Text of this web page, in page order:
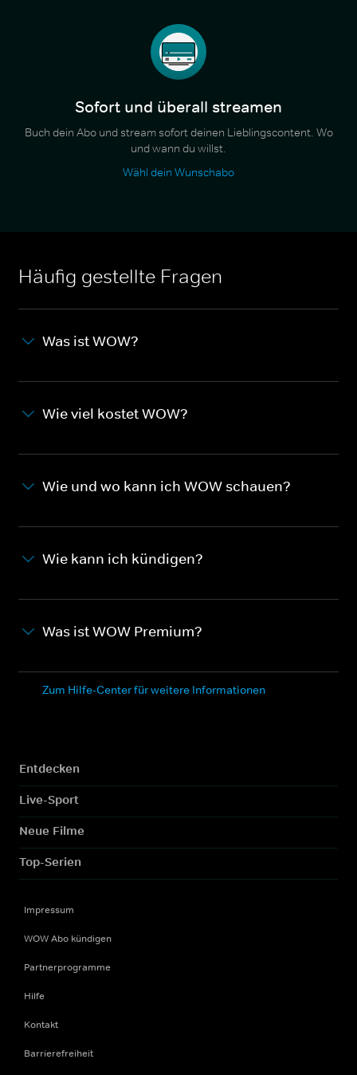
Sofort und überall streamen
Buch dein Abo und stream sofort deinen Lieblingscontent. Wo
und wann du willst.
Wähl dein Wunschabo
Häufig gestellte Fragen
Was ist WOW?
Wie viel kostet WOW?
Wie und wo kann ich WOW schauen?
Wie kann ich kündigen?
Was ist WOW Premium?
Zum Hilfe-Center für weitere Informationen
Entdecken
Live-Sport
Neue Filme
Top-Serien
Impressum
WOW Abo kündigen
Partnerprogramme
Hilfe
Kontakt
Barrierefreiheit